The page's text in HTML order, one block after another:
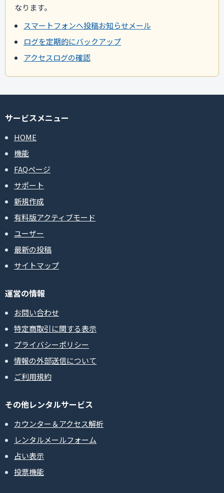
なります。
スマートフォンへ投稿お知らせメール
ログを定期的にバックアップ
アクセスログの確認
サービスメニュー
HOME
機能
FAQページ
サポート
新規作成
有料版アクティブモード
ユーザー
最新の投稿
サイトマップ
運営の情報
お問い合わせ
特定商取引に関する表示
プライバシーポリシー
情報の外部送信について
ご利用規約
その他レンタルサービス
カウンター＆アクセス解析
レンタルメールフォーム
占い表示
投票機能